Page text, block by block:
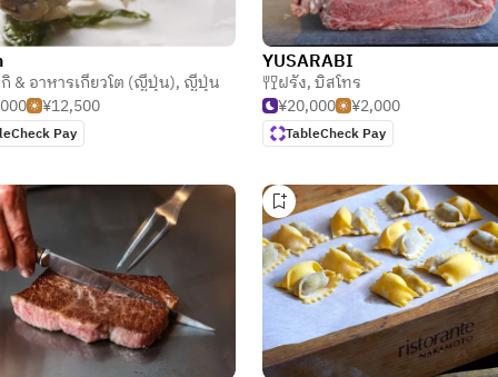
กิ & อาหารเกียวโต (ญี่ปุ่น), ญี่ปุ่น
¥12,500
Pay
YUSARABI
ฝรั่ง, บิสโทร
¥20,000
¥2,000
TableCheck Pay